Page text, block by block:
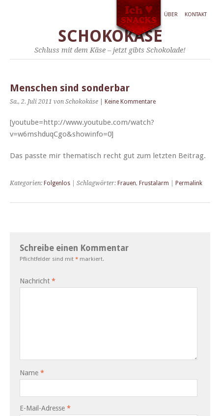
ÜBER KONTAKT
SCHOKOKÄSE
Schluss mit dem Käse – jetzt gibts Schokolade!
Menschen sind sonderbar
Sa., 2. Juli 2011 von Schokokäse Keine Kommentare
[youtube=http://www.youtube.com/watch?
v=w6mshduqCgo&showinfo=0]
Das passte mir the­ma­tisch recht gut zum let­zten Beitrag.
Kategorien: Folgenlos | Schlagwörter: Frauen, Frustalarm Permalink
Schreibe einen Kommentar
Pflichtfelder sind mit * markiert.
Nachricht *
Name *
E-Mail-Adresse *